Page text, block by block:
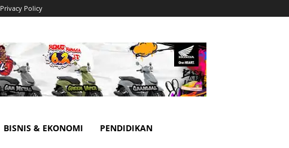
Privacy Policy
BISNIS & EKONOMI PENDIDIKAN